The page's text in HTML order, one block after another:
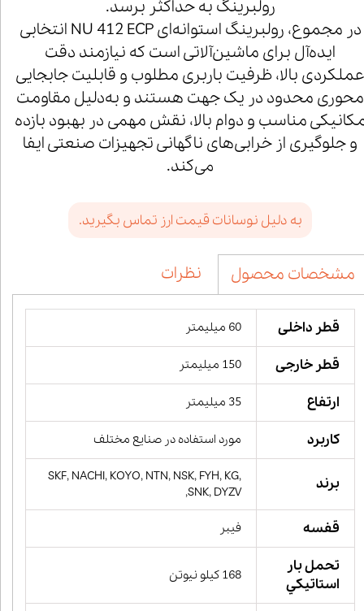
رولبرینگ به حداکثر برسد.
در مجموع، رولبرینگ استوانه‌ای NU 412 ECP انتخابی
ایده‌آل برای ماشین‌آلاتی است که نیازمند دقت
عملکردی بالا، ظرفیت باربری مطلوب و قابلیت جابجایی
محوری محدود در یک جهت هستند و به‌دلیل مقاومت
مناسب و دوام بالا، نقش مهمی در بهبود بازده
و جلوگیری از خرابی‌های ناگهانی تجهیزات صنعتی ایفا
می‌کند.
به دلیل نوسانات قیمت ارز تماس بگیرید.
مشخصات محصول نظرات
قطر داخلی 60 میلیمتر
قطر خارجی 150 میلیمتر
ارتفاع 35 میلیمتر
کاربرد مورد استفاده در صنایع مختلف
برند
SKF, NACHI, KOYO, NTN, NSK, FYH, KG,
SNK, DYZV,
قفسه فیبر
تحمل بار
استاتيكي
168 کیلو نیوتن